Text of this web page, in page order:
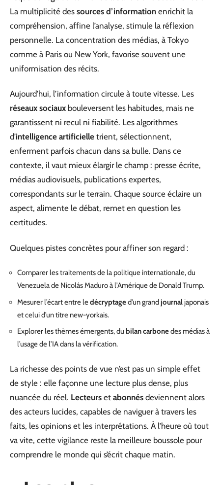
La multiplicité des sources d’information enrichit la
compréhension, affine l’analyse, stimule la réflexion
personnelle. La concentration des médias, à Tokyo
comme à Paris ou New York, favorise souvent une
uniformisation des récits.
Aujourd’hui, l’information circule à toute vitesse. Les
réseaux sociaux bouleversent les habitudes, mais ne
garantissent ni recul ni fiabilité. Les algorithmes
d’intelligence artificielle trient, sélectionnent,
enferment parfois chacun dans sa bulle. Dans ce
contexte, il vaut mieux élargir le champ : presse écrite,
médias audiovisuels, publications expertes,
correspondants sur le terrain. Chaque source éclaire un
aspect, alimente le débat, remet en question les
certitudes.
Quelques pistes concrètes pour affiner son regard :
Comparer les traitements de la politique internationale, du
Venezuela de Nicolás Maduro à l’Amérique de Donald Trump.
Mesurer l’écart entre ledécryptaged’un grandjournal japonais
et celui d’un titre new-yorkais.
Explorer les thèmes émergents, du bilan carbonedes médias à
l’usage de l’IA dans la vérification.
La richesse des points de vue n’est pas un simple effet
de style : elle façonne une lecture plus dense, plus
nuancée du réel. Lecteurs et abonnés deviennent alors
des acteurs lucides, capables de naviguer à travers les
faits, les opinions et les interprétations. À l’heure où tout
va vite, cette vigilance reste la meilleure boussole pour
comprendre le monde qui s’écrit chaque matin.